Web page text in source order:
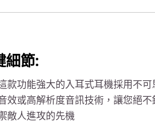
細節:
款功能強大的入耳式耳機採用不
效或高解析度音訊技術，讓您絕
敵人進攻的先機